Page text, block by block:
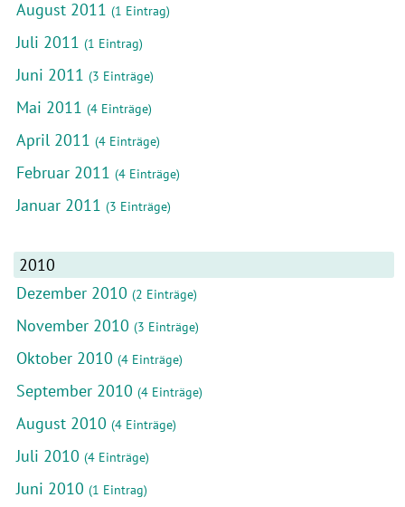
August 2011 (1 Eintrag)
Juli 2011 (1 Eintrag)
Juni 2011 (3 Einträge)
Mai 2011 (4 Einträge)
April 2011 (4 Einträge)
Februar 2011 (4 Einträge)
Januar 2011 (3 Einträge)
2010
Dezember 2010 (2 Einträge)
November 2010 (3 Einträge)
Oktober 2010 (4 Einträge)
September 2010 (4 Einträge)
August 2010 (4 Einträge)
Juli 2010 (4 Einträge)
Juni 2010 (1 Eintrag)